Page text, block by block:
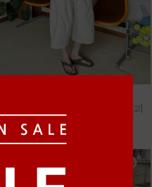
m_헤세드 스티치 데님팬츠 [4차 재입고]
87,000원